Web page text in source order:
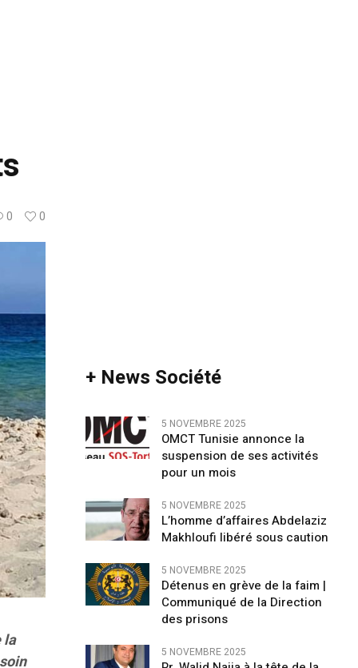
0 0
la
+ News Société
5 NOVEMBRE 2025
OMCT Tunisie annonce la
suspension de ses activités
pour un mois
5 NOVEMBRE 2025
L’homme d’affaires Abdelaziz
Makhloufi libéré sous caution
5 NOVEMBRE 2025
Détenus en grève de la faim |
Communiqué de la Direction
des prisons
5 NOVEMBRE 2025